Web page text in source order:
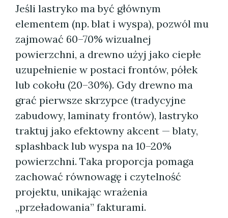
Jeśli lastryko ma być głównym
elementem (np. blat i wyspa), pozwól mu
zajmować 60–70% wizualnej
powierzchni, a drewno użyj jako ciepłe
uzupełnienie w postaci frontów, półek
lub cokołu (20–30%). Gdy drewno ma
grać pierwsze skrzypce (tradycyjne
zabudowy, laminaty frontów), lastryko
traktuj jako efektowny akcent — blaty,
splashback lub wyspa na 10–20%
powierzchni. Taka proporcja pomaga
zachować równowagę i czytelność
projektu, unikając wrażenia
„przeładowania” fakturami.